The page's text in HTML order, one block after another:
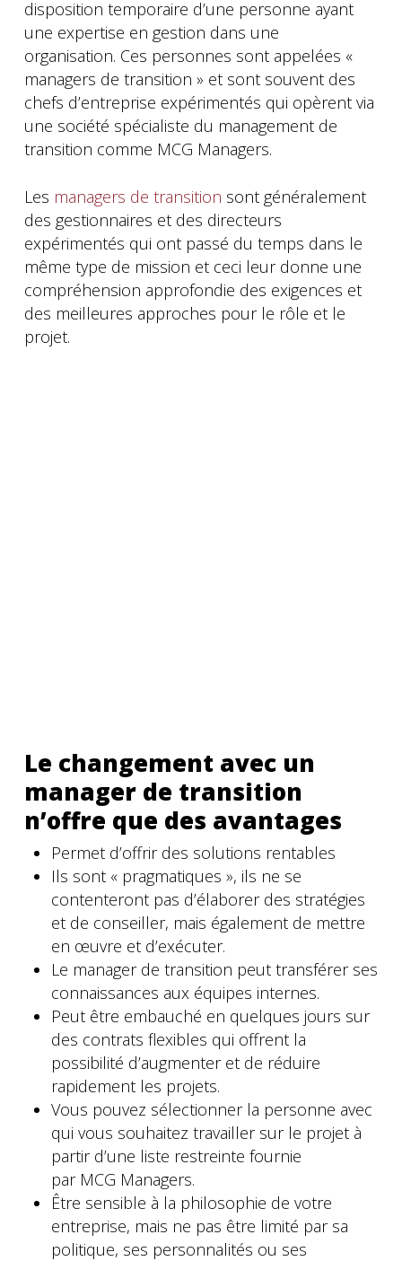
disposition temporaire d’une personne ayant
une expertise en gestion dans une
organisation. Ces personnes sont appelées «
managers de transition » et sont souvent des
chefs d’entreprise expérimentés qui opèrent via
une société spécialiste du management de
transition comme MCG Managers.
Les managers de transition sont généralement
des gestionnaires et des directeurs
expérimentés qui ont passé du temps dans le
même type de mission et ceci leur donne une
compréhension approfondie des exigences et
des meilleures approches pour le rôle et le
projet.
Le changement avec un
manager de transition
n’offre que des avantages
Permet d’offrir des solutions rentables
Ils sont « pragmatiques », ils ne se
contenteront pas d’élaborer des stratégies
et de conseiller, mais également de mettre
en œuvre et d’exécuter.
Le manager de transition peut transférer ses
connaissances aux équipes internes.
Peut être embauché en quelques jours sur
des contrats flexibles qui offrent la
possibilité d’augmenter et de réduire
rapidement les projets.
Vous pouvez sélectionner la personne avec
qui vous souhaitez travailler sur le projet à
partir d’une liste restreinte fournie
par MCG Managers.
Être sensible à la philosophie de votre
entreprise, mais ne pas être limité par sa
politique, ses personnalités ou ses